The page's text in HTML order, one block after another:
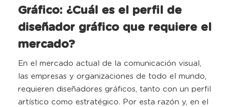
Gráfico: ¿Cuál es el perfil de
diseñador gráfico que requiere el
mercado?
En el mercado actual de la comunicación visual,
las empresas y organizaciones de todo el mundo,
requieren diseñadores gráficos, tanto con un perfil
artístico como estratégico. Por esta razón y, en el